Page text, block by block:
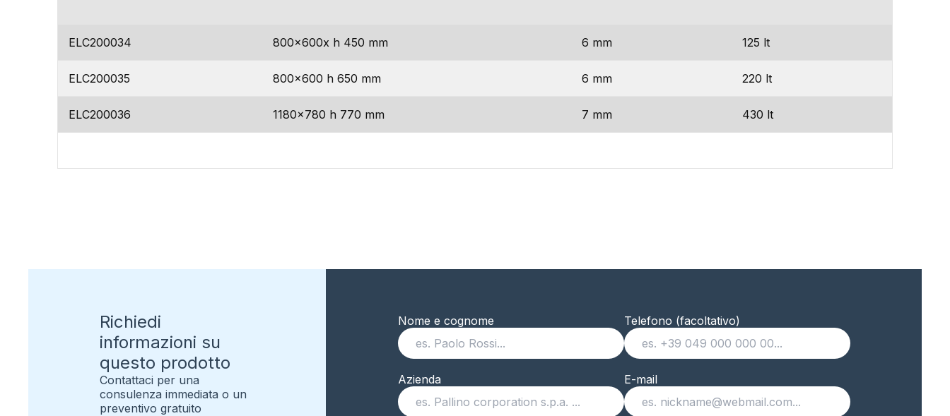
ELC200034 800x600x h 450 mm 6 mm 125 lt
ELC200035 800×600 h 650 mm 6 mm 220 lt
ELC200036 1180×780 h 770 mm 7 mm 430 lt
Richiedi
informazioni su
questo prodotto
Contattaci per una
consulenza immediata o un
preventivo gratuito
Nome e cognome Telefono (facoltativo)
Azienda E-mail